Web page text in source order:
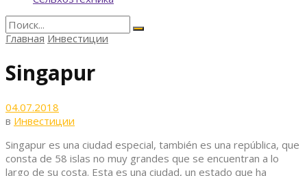
Нет результатов
Главная Инвестиции
Singapur
04.07.2018
в Инвестиции
Singapur es una ciudad especial, también es una república, que
consta de 58 islas no muy grandes que se encuentran a lo
largo de su costa. Esta es una ciudad, un estado que ha